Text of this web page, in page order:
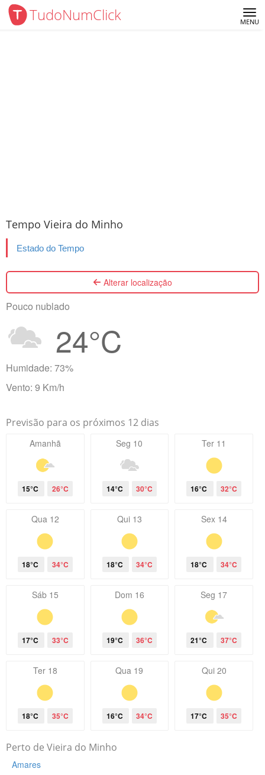
TudoNumClick MENU
Tempo Vieira do Minho
Estado do Tempo
Alterar localização
Pouco nublado
24°C
Humidade: 73%
Vento: 9 Km/h
Previsão para os próximos 12 dias
Amanhã
15°C 26°C
Seg 10
14°C 30°C
Ter 11
16°C 32°C
Qua 12
18°C 34°C
Qui 13
18°C 34°C
Sex 14
18°C 34°C
Sáb 15
17°C 33°C
Dom 16
19°C 36°C
Seg 17
21°C 37°C
Ter 18
18°C 35°C
Qua 19
16°C 34°C
Qui 20
17°C 35°C
Perto de Vieira do Minho
Amares